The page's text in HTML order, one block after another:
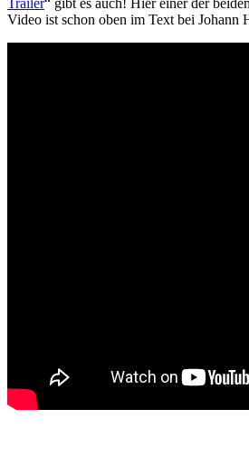
Trailer“ gibt es auch! Hier einer der
Video ist schon oben im Text bei Johann